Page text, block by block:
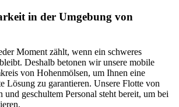
in der Umgebung von
Moment zählt, wenn ein schweres
Deshalb betonen wir unsere mobile
von Hohenmölsen, um Ihnen eine
Lösung zu garantieren. Unsere Flotte von
und geschultem Personal steht bereit, um bei